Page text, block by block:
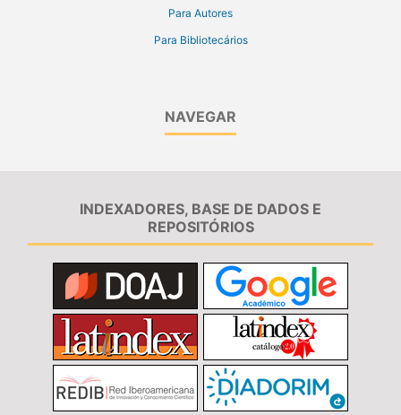
Para Autores
Para Bibliotecários
NAVEGAR
INDEXADORES, BASE DE DADOS E
REPOSITÓRIOS